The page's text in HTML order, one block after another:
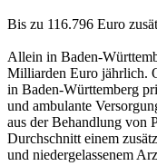
Bis zu 116.796 Euro
Allein in Baden-
Milliarden Euro jährlich.
in Baden-Württemberg
und ambulante
aus der Behandlung von
Durchschnitt einem
und niedergelassenem